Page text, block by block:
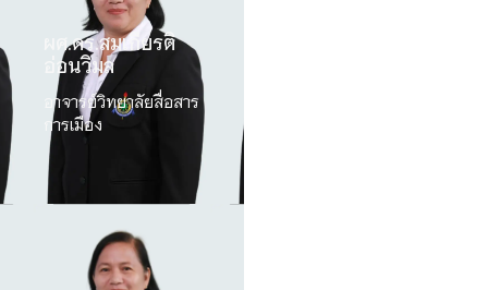
ผศ.ดร.สมเกียรติ
อ่อนวิมล
อาจารย์วิทยาลัยสื่อสาร
การเมือง